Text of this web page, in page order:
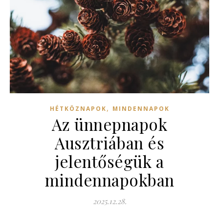
HÉTKÖZNAPOK, MINDENNAPOK
Az ünnepnapok
Ausztriában és
jelentőségük a
mindennapokban
2025.12.28.